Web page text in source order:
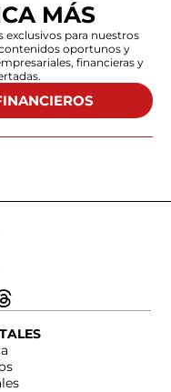
MÁS
exclusivos para nuestros
oportunos y
financieras y